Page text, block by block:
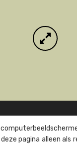
pagina alleen als